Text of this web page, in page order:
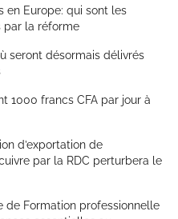
en Europe: qui sont les
par la réforme
seront désormais délivrés
1000 francs CFA par jour à
d’exportation de
par la RDC perturbera le
de Formation professionnelle